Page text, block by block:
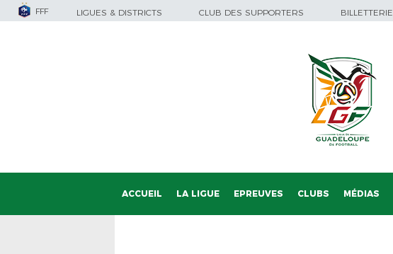
FFF LIGUES & DISTRICTS CLUB DES SUPPORTERS BILLETTERIE
ACCUEIL LA LIGUE EPREUVES CLUBS MÉDIAS